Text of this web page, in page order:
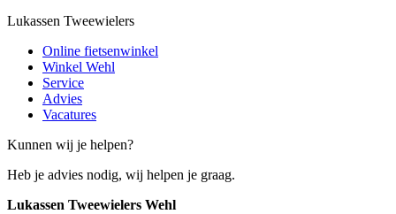
Lukassen Tweewielers
Online fietsenwinkel
Winkel Wehl
Service
Advies
Vacatures
Kunnen wij je helpen?
Heb je advies nodig, wij helpen je graag.
Lukassen Tweewielers Wehl